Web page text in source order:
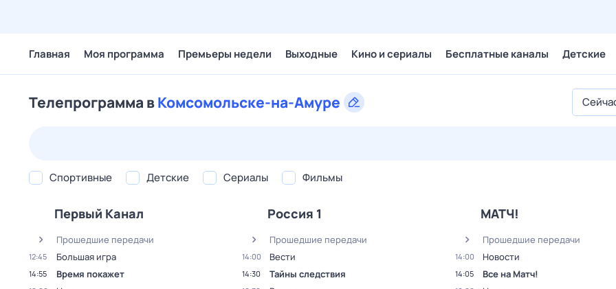
Главная Моя программа Премьеры недели Выходные Кино и сериалы Бесплатные каналы Детские
Телепрограмма вКомсомольске-на-Амуре
Спортивные Детские Сериалы Фильмы
Первый Канал
Прошедшие передачи
12:45 Большая игра
14:55 Время покажет
Россия 1
Прошедшие передачи
14:00 Вести
14:30 Тайны следствия
МАТЧ!
Прошедшие передачи
14:00 Новости
14:05 Все на Матч!